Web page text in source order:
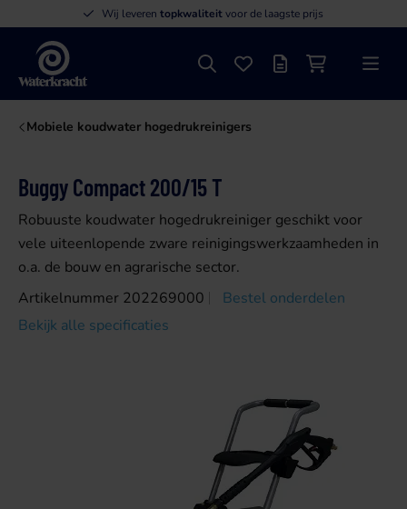
Wij leveren topkwaliteitvoor de laagste prijs
Waterkracht
ZoekenFavorieten
OffertelijstWinkelwagen
Menu
Mobiele koudwater hogedrukreinigers
Buggy Compact 200/15 T
Robuuste koudwater hogedrukreiniger geschikt voor
vele uiteenlopende zware reinigingswerkzaamheden in
o.a. de bouw en agrarische sector.
Artikelnummer 202269000
Bestel onderdelen
Bekijk alle specificaties